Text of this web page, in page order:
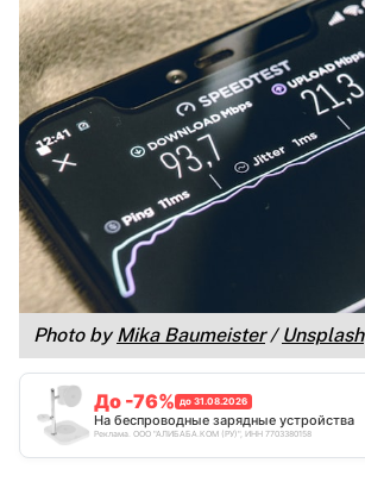
Photo by Mika Baumeister/Unsplash
До -76% до 31.08.2026
На беспроводные зарядные устройства
Реклама. ООО "АЛИБАБА.КОМ (РУ)", ИНН 7703380158